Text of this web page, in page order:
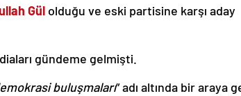
Gül olduğu ve eski partisine karşı aday
gündeme gelmişti.
buluşmaları” adı altında bir araya